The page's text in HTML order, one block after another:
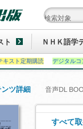
ト ＮＨＫ語学
キスト定期購読 デジタル
ツ詳細 音声DL
すべて